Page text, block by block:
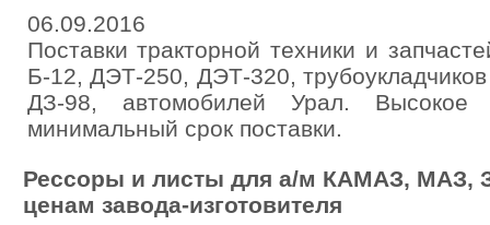
06.09.2016
Поставки тракторной техники и
Б-12, ДЭТ-250, ДЭТ-320,
ДЗ-98, автомобилей Урал. Высокое
минимальный срок поставки.
Рессоры и листы для а/м КАМАЗ, МАЗ,
ценам завода-изготовителя